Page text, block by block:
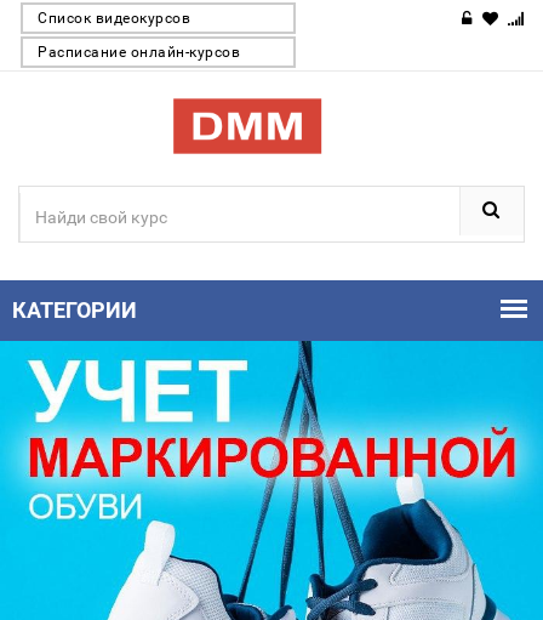
Список видеокурсов
Расписание онлайн-курсов
КАТЕГОРИИ